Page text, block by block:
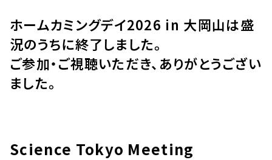
ホームカミングデイ2026 in 大岡山は盛
況のうちに終了しました。
ご参加・ご視聴いただき、ありがとうござい
ました。
Science Tokyo Meeting